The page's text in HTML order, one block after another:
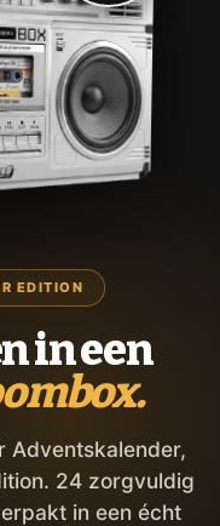
EDITION
in een
Adventskalender,
24 zorgvuldig
in een écht